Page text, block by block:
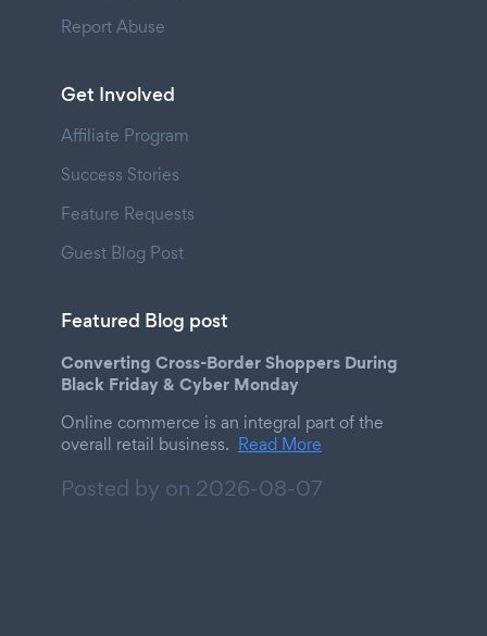
Report Abuse
Get Involved
Affiliate Program
Success Stories
Feature Requests
Guest Blog Post
Featured Blog post
Converting Cross-Border Shoppers During
Black Friday & Cyber Monday
Online commerce is an integral part of the
overall retail business. Read More
Posted by on 2026-08-07